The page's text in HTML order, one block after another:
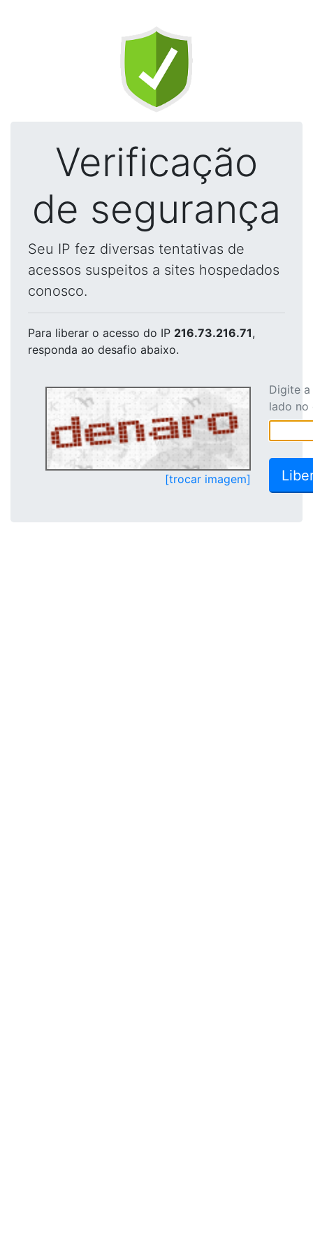
Verificação
de segurança
Seu IP fez diversas tentativas de
acessos suspeitos a sites hospedados
conosco.
Para liberar o acesso do IP 216.73.216.71,
responda ao desafio abaixo.
[trocar imagem]
Digite
lado no